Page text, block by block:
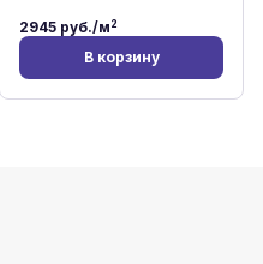
2945 руб./м2
В корзину